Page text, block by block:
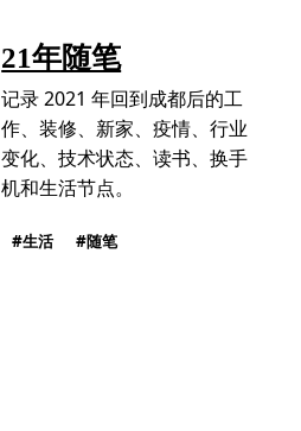
21年随笔
记录 2021 年回到成都后的工
作、装修、新家、疫情、行业
变化、技术状态、读书、换手
机和生活节点。
生活 随笔